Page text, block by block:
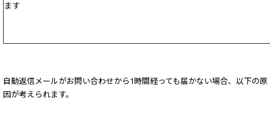
ます
自動返信メールがお問い合わせから1時間経っても届かない場合、以下の原
因が考えられます。